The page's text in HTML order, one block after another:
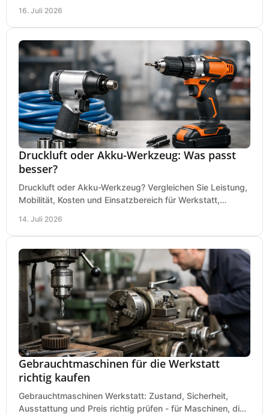
16. Juli 2026
Druckluft oder Akku-Werkzeug: Was passt
besser?
Druckluft oder Akku-Werkzeug? Vergleichen Sie Leistung,
Mobilität, Kosten und Einsatzbereich für Werkstatt,
14. Juli 2026
Gebrauchtmaschinen für die Werkstatt
richtig kaufen
Gebrauchtmaschinen Werkstatt: Zustand, Sicherheit,
Ausstattung und Preis richtig prüfen - für Maschinen, die